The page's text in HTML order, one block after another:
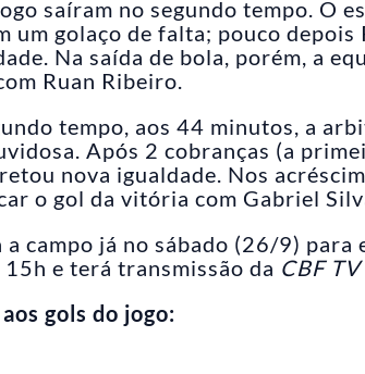
saíram no segundo tempo. O
um golaço de falta; pouco depois
Na saída de bola, porém, a
Ruan Ribeiro.
tempo, aos 44 minutos, a
Após 2 cobranças (a
nova igualdade. Nos
o gol da vitória com Gabriel
a campo já no sábado (26/9)
e terá transmissão da CBF TV
gols do jogo: